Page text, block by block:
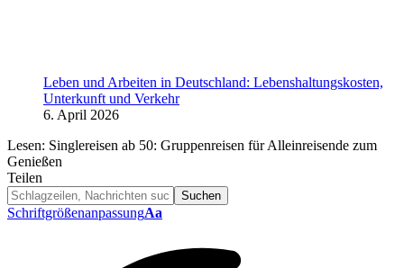
Leben und Arbeiten in Deutschland: Lebenshaltungskosten,
Unterkunft und Verkehr
6. April 2026
Lesen: Singlereisen ab 50: Gruppenreisen für Alleinreisende zum
Genießen
Teilen
SchriftgrößenanpassungAa